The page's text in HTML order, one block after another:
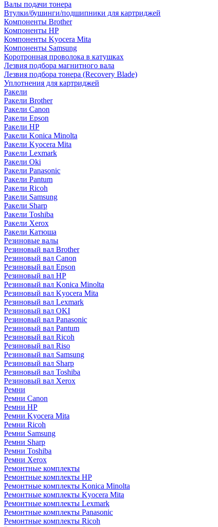
Валы подачи тонера
Втулки/бушинги/подшипники для картриджей
Компоненты Brother
Компоненты HP
Компоненты Kyocera Mita
Компоненты Samsung
Коротронная проволока в катушках
Лезвия подбора магнитного вала
Лезвия подбора тонера (Recovery Blade)
Уплотнения для картриджей
Ракели
Ракели Brother
Ракели Canon
Ракели Epson
Ракели HP
Ракели Konica Minolta
Ракели Kyocera Mita
Ракели Lexmark
Ракели Oki
Ракели Panasonic
Ракели Pantum
Ракели Ricoh
Ракели Samsung
Ракели Sharp
Ракели Toshiba
Ракели Xerox
Ракели Катюша
Резиновые валы
Резиновый вал Brother
Резиновый вал Canon
Резиновый вал Epson
Резиновый вал HP
Резиновый вал Konica Minolta
Резиновый вал Kyocera Mita
Резиновый вал Lexmark
Резиновый вал OKI
Резиновый вал Panasonic
Резиновый вал Pantum
Резиновый вал Ricoh
Резиновый вал Riso
Резиновый вал Samsung
Резиновый вал Sharp
Резиновый вал Toshiba
Резиновый вал Xerox
Ремни
Ремни Canon
Ремни HP
Ремни Kyocera Mita
Ремни Ricoh
Ремни Samsung
Ремни Sharp
Ремни Toshiba
Ремни Xerox
Ремонтные комплекты
Ремонтные комплекты HP
Ремонтные комплекты Konica Minolta
Ремонтные комплекты Kyocera Mita
Ремонтные комплекты Lexmark
Ремонтные комплекты Panasonic
Ремонтные комплекты Ricoh